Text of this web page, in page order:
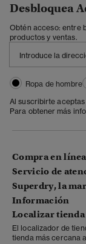
Desbloquea
Obtén acceso: entre
productos y ventas.
Ropa de hombre
Al suscribirte
Para obtener más
Compra en línea
Servicio de
Superdry, la
Información
Localizar tienda
El localizador de
tienda más cercana